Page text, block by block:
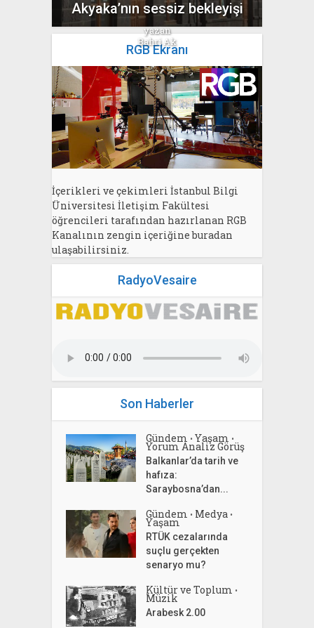
Akyaka’nın sessiz bekleyişi
yazan
Bahri Ak
RGB Ekranı
İçerikleri ve çekimleri İstanbul Bilgi
Üniversitesi İletişim Fakültesi
öğrencileri tarafından hazırlanan RGB
Kanalının zengin içeriğine buradan
ulaşabilirsiniz.
RadyoVesaire
Son Haberler
Gündem • Yaşam •
Yorum Analiz Görüş
Balkanlar’da tarih ve
hafıza:
Saraybosna’dan...
Gündem • Medya •
Yaşam
RTÜK cezalarında
suçlu gerçekten
senaryo mu?
Kültür ve Toplum •
Müzik
Arabesk 2.00